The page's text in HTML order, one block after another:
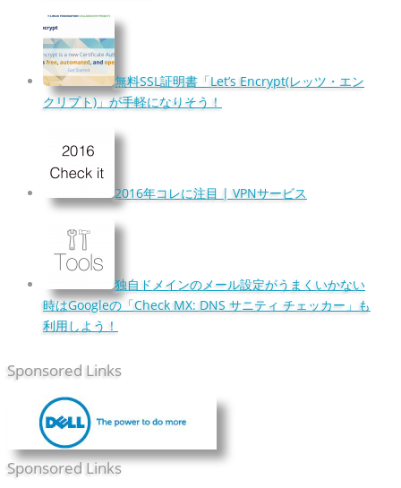
無料SSL証明書「Let’s Encrypt(レッツ・エン
クリプト)」が手軽になりそう！
2016年コレに注目 | VPNサービス
独自ドメインのメール設定がうまくいかない
時はGoogleの「Check MX: DNS サニティ チェッカー」も
利用しよう！
Sponsored Links
Sponsored Links